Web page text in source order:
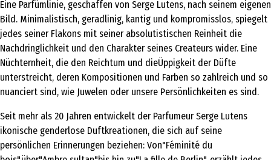
Eine Parfümlinie, geschaffen von Serge Lutens, nach seinem eigenen
Bild. Minimalistisch, geradlinig, kantig und kompromisslos, spiegelt
jedes seiner Flakons mit seiner absolutistischen Reinheit die
Nachdringlichkeit und den Charakter seines Createurs wider. Eine
Nüchternheit, die den Reichtum und dieÜppigkeit der Düfte
unterstreicht, deren Kompositionen und Farben so zahlreich und so
nuanciert sind, wie Juwelen oder unsere Persönlichkeiten es sind.
Seit mehr als 20 Jahren entwickelt der Parfumeur Serge Lutens
ikonische genderlose Duftkreationen, die sich auf seine
persönlichen Erinnerungen beziehen: Von"Féminité du